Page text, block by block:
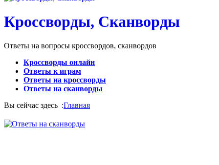
Кроссворды, Сканворды
Ответы на вопросы кроссвордов, сканвордов
Кроссворды онлайн
Ответы к играм
Ответы на кроссворды
Ответы на сканворды
Вы сейчас здесь :Главная